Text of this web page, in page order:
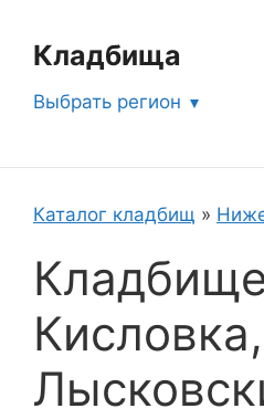
содержимому
Кладбища
Выбрать регион
Каталог кладбищ »
Кисловка,